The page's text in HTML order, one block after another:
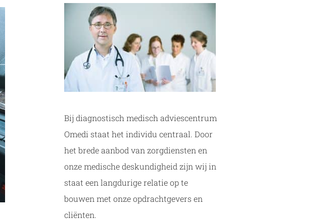
Bij diagnostisch medisch adviescentrum
Omedi staat het individu centraal. Door
het brede aanbod van zorgdiensten en
onze medische deskundigheid zijn wij in
staat een langdurige relatie op te
bouwen met onze opdrachtgevers en
cliënten.